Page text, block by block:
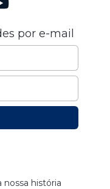
por e-mail
nossa história